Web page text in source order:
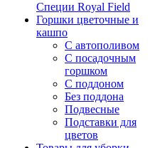
Специи Royal Field
Горшки цветочные и
кашпо
С автополивом
С посадочным
горшком
С поддоном
Без поддона
Подвесные
Подставки для
цветов